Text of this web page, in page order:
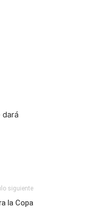
dará
siguiente
la Copa